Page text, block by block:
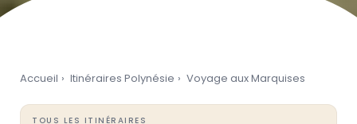
Accueil › Itinéraires Polynésie › Voyage aux Marquises
TOUS LES ITINÉRAIRES